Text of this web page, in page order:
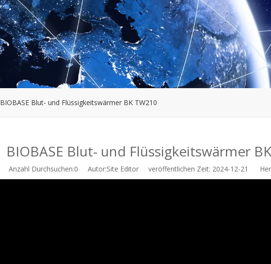
BIOBASE Blut- und Flüssigkeitswärmer BK TW210
BIOBASE Blut- und Flüssigkeitswärmer
Anzahl Durchsuchen:0 Autor:Site Editor veröffentlichen Zeit: 2024-12-21